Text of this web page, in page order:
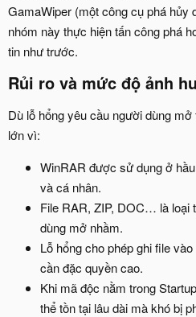
GamaWiper (một công cụ phá hủy
nhóm này thực hiện tấn công phá
tin như trước.
Rủi ro và mức độ ảnh
Dù lỗ hổng yêu cầu người dùng
lớn vì:
WinRAR được sử dụng ở
và cá nhân.
File RAR, ZIP, DOC… là loại
dùng mở nhầm.
Lỗ hổng cho phép ghi file
cần đặc quyền cao.
Khi mã độc nằm trong
thể tồn tại lâu dài mà khó bị